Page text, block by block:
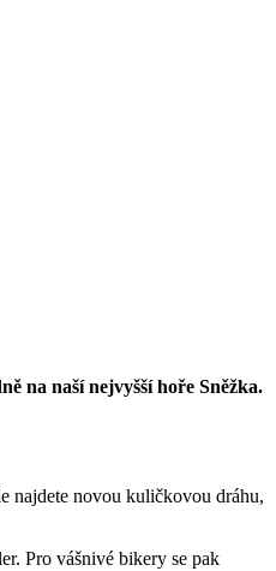
na naší nejvyšší hoře Sněžka.
najdete novou kuličkovou dráhu,
Pro vášnivé bikery se pak